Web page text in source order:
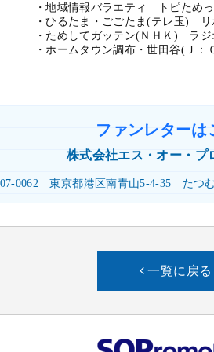
・地域情報バラエティ トピため
・ひるたま・ごごたま(テレ玉) リ
・ためしてガッテン(ＮＨＫ) ラジ
・ホームタウン調布・世田谷(Ｊ
ファンレターは
株式会社エス・オー・プ
0062東京都港区南青山5-4-35 たつ
一覧に戻る